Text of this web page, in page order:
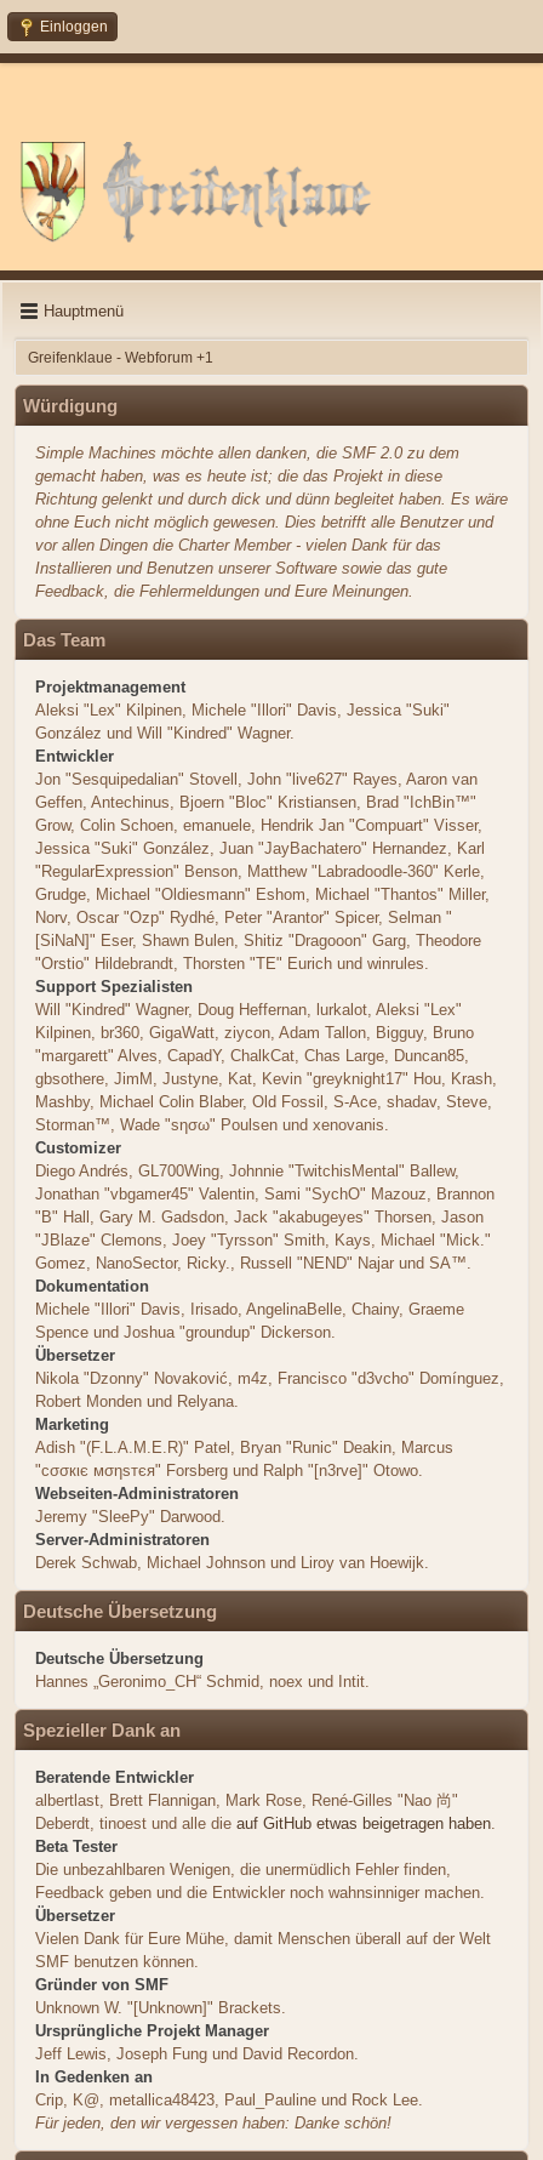
Einloggen
Hauptmenü
Greifenklaue - Webforum +1
Würdigung
Simple Machines möchte allen danken, die SMF 2.0 zu dem
gemacht haben, was es heute ist; die das Projekt in diese
Richtung gelenkt und durch dick und dünn begleitet haben. Es wäre
ohne Euch nicht möglich gewesen. Dies betrifft alle Benutzer und
vor allen Dingen die Charter Member - vielen Dank für das
Installieren und Benutzen unserer Software sowie das gute
Feedback, die Fehlermeldungen und Eure Meinungen.
Das Team
Projektmanagement
Aleksi "Lex" Kilpinen, Michele "Illori" Davis, Jessica "Suki"
González und Will "Kindred" Wagner.
Entwickler
Jon "Sesquipedalian" Stovell, John "live627" Rayes, Aaron van
Geffen, Antechinus, Bjoern "Bloc" Kristiansen, Brad "IchBin™"
Grow, Colin Schoen, emanuele, Hendrik Jan "Compuart" Visser,
Jessica "Suki" González, Juan "JayBachatero" Hernandez, Karl
"RegularExpression" Benson, Matthew "Labradoodle-360" Kerle,
Grudge, Michael "Oldiesmann" Eshom, Michael "Thantos" Miller,
Norv, Oscar "Ozp" Rydhé, Peter "Arantor" Spicer, Selman "
[SiNaN]" Eser, Shawn Bulen, Shitiz "Dragooon" Garg, Theodore
"Orstio" Hildebrandt, Thorsten "TE" Eurich und winrules.
Support Spezialisten
Will "Kindred" Wagner, Doug Heffernan, lurkalot, Aleksi "Lex"
Kilpinen, br360, GigaWatt, ziycon, Adam Tallon, Bigguy, Bruno
"margarett" Alves, CapadY, ChalkCat, Chas Large, Duncan85,
gbsothere, JimM, Justyne, Kat, Kevin "greyknight17" Hou, Krash,
Mashby, Michael Colin Blaber, Old Fossil, S-Ace, shadav, Steve,
Storman™, Wade "sησω" Poulsen und xenovanis.
Customizer
Diego Andrés, GL700Wing, Johnnie "TwitchisMental" Ballew,
Jonathan "vbgamer45" Valentin, Sami "SychO" Mazouz, Brannon
"B" Hall, Gary M. Gadsdon, Jack "akabugeyes" Thorsen, Jason
"JBlaze" Clemons, Joey "Tyrsson" Smith, Kays, Michael "Mick."
Gomez, NanoSector, Ricky., Russell "NEND" Najar und SA™.
Dokumentation
Michele "Illori" Davis, Irisado, AngelinaBelle, Chainy, Graeme
Spence und Joshua "groundup" Dickerson.
Übersetzer
Nikola "Dzonny" Novaković, m4z, Francisco "d3vcho" Domínguez,
Robert Monden und Relyana.
Marketing
Adish "(F.L.A.M.E.R)" Patel, Bryan "Runic" Deakin, Marcus
"cσσкιє мσηѕтєя" Forsberg und Ralph "[n3rve]" Otowo.
Webseiten-Administratoren
Jeremy "SleePy" Darwood.
Server-Administratoren
Derek Schwab, Michael Johnson und Liroy van Hoewijk.
Deutsche Übersetzung
Deutsche Übersetzung
Hannes „Geronimo_CH“ Schmid, noex und Intit.
Spezieller Dank an
Beratende Entwickler
albertlast, Brett Flannigan, Mark Rose, René-Gilles "Nao 尚"
Deberdt, tinoest und alle die auf GitHub etwas beigetragen haben
Beta Tester
Die unbezahlbaren Wenigen, die unermüdlich Fehler finden,
Feedback geben und die Entwickler noch wahnsinniger machen.
Übersetzer
Vielen Dank für Eure Mühe, damit Menschen überall auf der Welt
SMF benutzen können.
Gründer von SMF
Unknown W. "[Unknown]" Brackets.
Ursprüngliche Projekt Manager
Jeff Lewis, Joseph Fung und David Recordon.
In Gedenken an
Crip, K@, metallica48423, Paul_Pauline und Rock Lee.
Für jeden, den wir vergessen haben: Danke schön!